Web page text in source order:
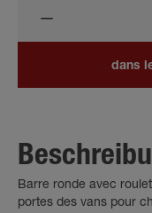
dans
Barre ronde avec
portes des vans pour